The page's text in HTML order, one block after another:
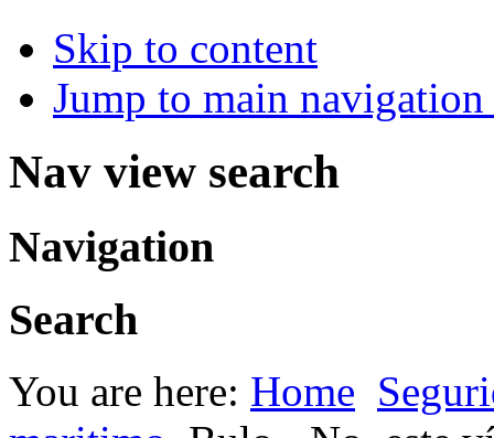
Skip to content
Jump to main
Nav view search
Navigation
Search
You are here: Home